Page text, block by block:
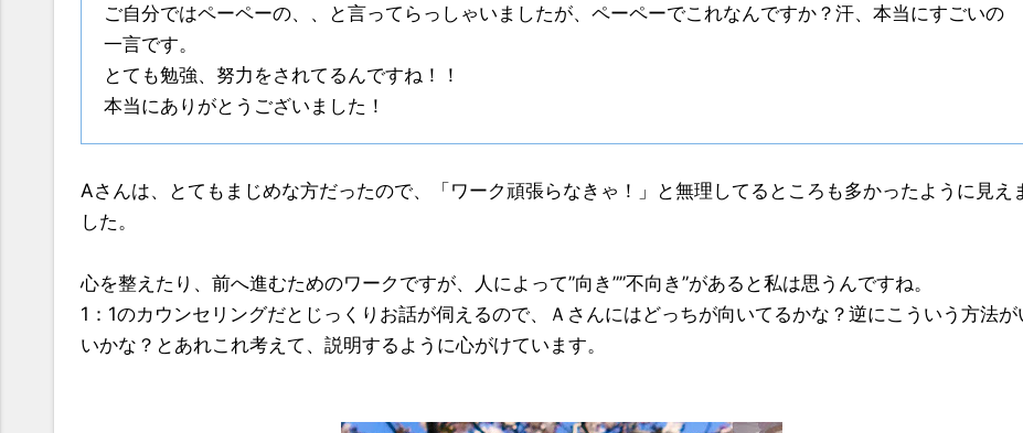
ご自分ではペーペーの、、と言ってらっしゃいましたが、ペーペーでこれなんですか？汗、本当にすごいの
一言です。
とても勉強、努力をされてるんですね！！
本当にありがとうございました！
Aさんは、とてもまじめな方だったので、「ワーク頑張らなきゃ！」と無理してるところも多かったように見え
した。
心を整えたり、前へ進むためのワークですが、人によって”向き””不向き”があると私は思うんですね。
1：1のカウンセリングだとじっくりお話が伺えるので、Ａさんにはどっちが向いてるかな？逆にこういう方法が
いかな？とあれこれ考えて、説明するように心がけています。